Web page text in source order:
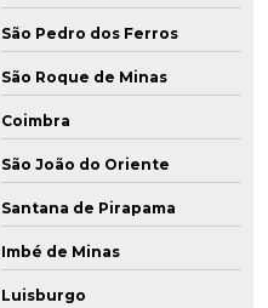
São Pedro dos Ferros
São Roque de Minas
Coimbra
São João do Oriente
Santana de Pirapama
Imbé de Minas
Luisburgo